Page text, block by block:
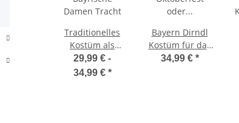
Traditionelles
Kostüm als
Bayrische
Damen Tracht
29,99 € -
34,99 € *
Bayern Dirndl
Kostüm für das
Oktoberfest
34,99 € *